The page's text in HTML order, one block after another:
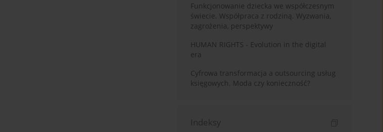
Funkcjonowanie dziecka we współczesnym
świecie. Współpraca z rodziną. Wyzwania,
zagrożenia, perspektywy
HUMAN RIGHTS - Evolution in the digital
era
Cyfrowa transformacja a outsourcing usług
księgowych. Moda czy konieczność?
Indeksy